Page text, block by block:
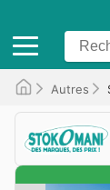
Autres